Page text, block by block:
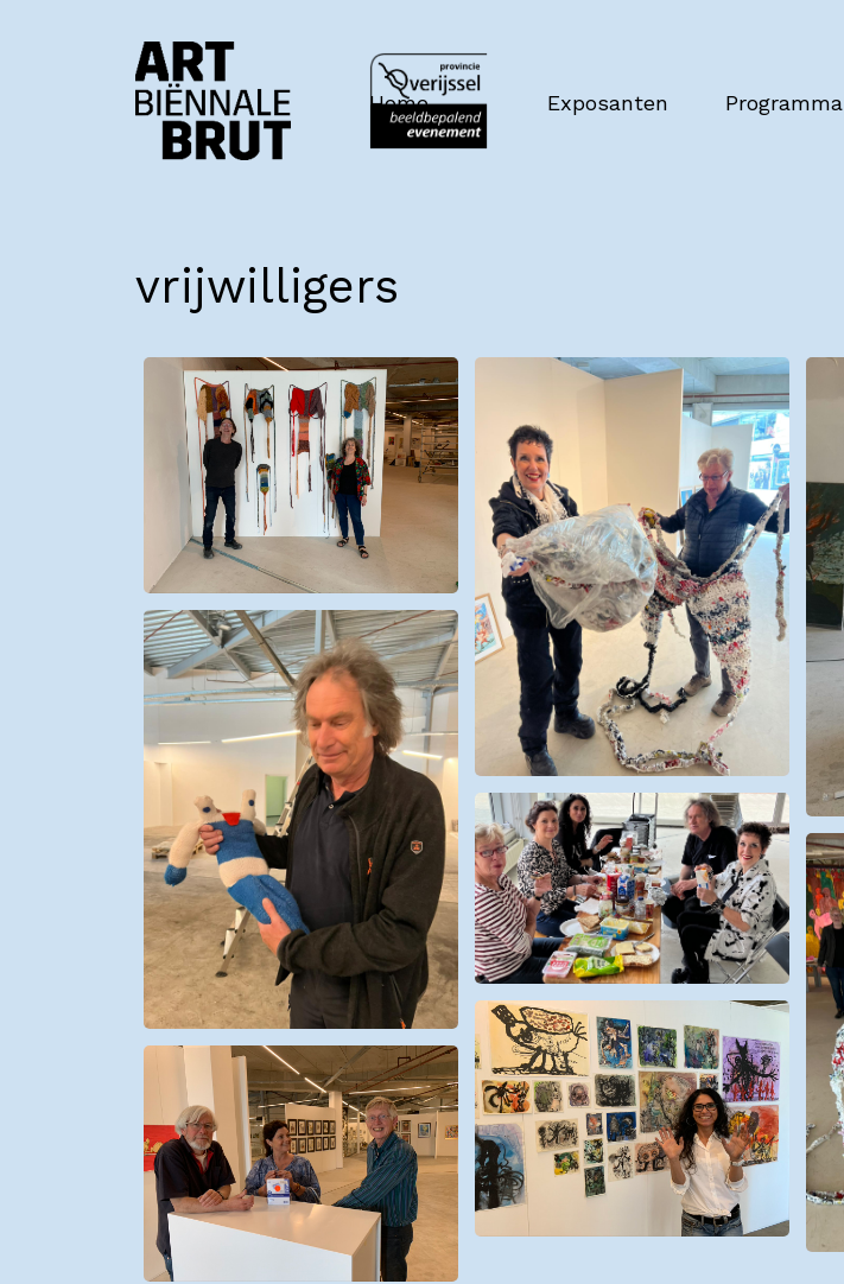
Home Exposanten Programma
Exposanten
2026
Archief
Programma
Onderwijs
Blijgoedplein
Doe mee
Bezoekers
Parking
Over ons
Art Brut
Nieuws
ANBI
Fotoalbums
Partners
Vrijwilligers
Contact
vrijwilligers